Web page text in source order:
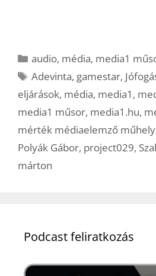
Kategória
audio, média, media1
Címkék
Adevinta, gamestar,
eljárások, média, media1 ,
media1 műsor, media1.hu,
mérték médiaelemző műhely
Polyák Gábor, project029,
márton
Podcast feliratkozás